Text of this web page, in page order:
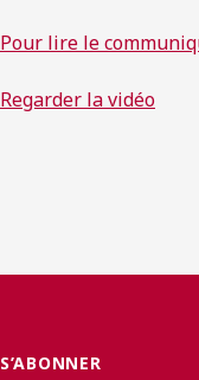
Pour lire le
Regarder la vidéo
S’ABONNER